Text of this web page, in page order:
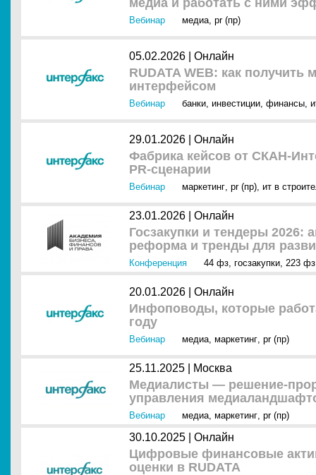
медиа и работать с ними
Вебинар медиа, pr (пр)
05.02.2026 | Онлайн
RUDATA WEB: как получить
интерфейсом
Вебинар банки, инвестиции, финансы,
29.01.2026 | Онлайн
Фабрика кейсов от СКАН-
PR-сценарии
Вебинар маркетинг, pr (пр), ит в
23.01.2026 | Онлайн
Госзакупки и тендеры 2026:
реформа и тренды для
Конференция 44 фз, госзакупки, 223 фз
20.01.2026 | Онлайн
Инфоповоды, которые
году
Вебинар медиа, маркетинг, pr (пр)
25.11.2025 | Москва
Медиалисты — решение-
управления
Вебинар медиа, маркетинг, pr (пр)
30.10.2025 | Онлайн
Цифровые финансовые
оценки в RUDATA